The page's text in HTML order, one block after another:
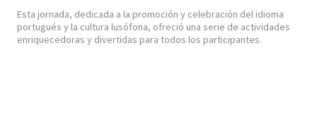
Esta jornada, dedicada a la promoción y celebración del idioma
portugués y la cultura lusófona, ofreció una serie de actividades
enriquecedoras y divertidas para todos los participantes.